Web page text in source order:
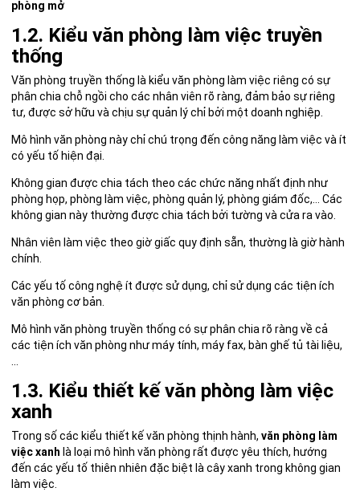
phòng mở
1.2. Kiểu văn phòng làm việc truyền
thống
Văn phòng truyền thống là kiểu văn phòng làm việc riêng có sự
phân chia chỗ ngồi cho các nhân viên rõ ràng, đảm bảo sự riêng
tư, được sở hữu và chịu sự quản lý chỉ bởi một doanh nghiệp.
Mô hình văn phòng này chỉ chú trọng đến công năng làm việc và ít
có yếu tố hiện đại.
Không gian được chia tách theo các chức năng nhất định như
phòng họp, phòng làm việc, phòng quản lý, phòng giám đốc,… Các
không gian này thường được chia tách bởi tường và cửa ra vào.
Nhân viên làm việc theo giờ giấc quy định sẵn, thường là giờ hành
chính.
Các yếu tố công nghệ ít được sử dụng, chỉ sử dụng các tiện ích
văn phòng cơ bản.
Mô hình văn phòng truyền thống có sự phân chia rõ ràng về cả
các tiện ích văn phòng như máy tính, máy fax, bàn ghế tủ tài liệu,
1.3. Kiểu thiết kế văn phòng làm việc
xanh
Trong số các kiểu thiết kế văn phòng thịnh hành, văn phòng làm
việc xanh là loại mô hình văn phòng rất được yêu thích, hướng
đến các yếu tố thiên nhiên đặc biệt là cây xanh trong không gian
làm việc.